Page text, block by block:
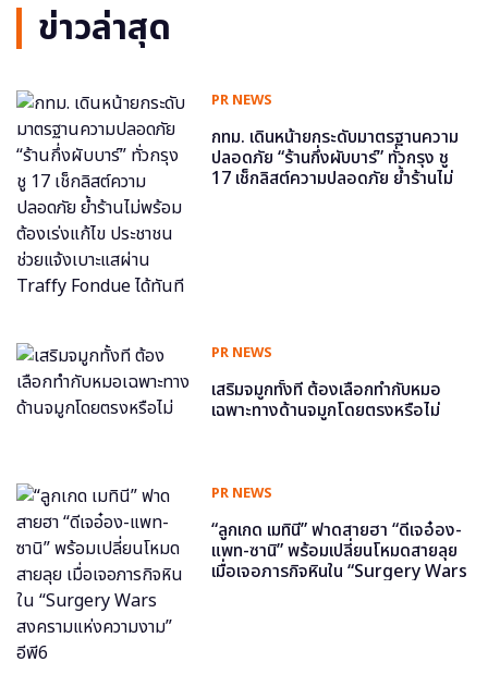
ข่าวล่าสุด
PR NEWS
กทม. เดินหน้ายกระดับมาตรฐานความ
ปลอดภัย “ร้านกึ่งผับบาร์” ทั่วกรุง ชู
17 เช็กลิสต์ความปลอดภัย ย้ำร้านไม่
PR NEWS
เสริมจมูกทั้งที ต้องเลือกทำกับหมอ
เฉพาะทางด้านจมูกโดยตรงหรือไม่
PR NEWS
“ลูกเกด เมทินี” ฟาดสายฮา “ดีเจอ๋อง-
แพท-ซานิ” พร้อมเปลี่ยนโหมดสายลุย
เมื่อเจอภารกิจหินใน “Surgery Wars